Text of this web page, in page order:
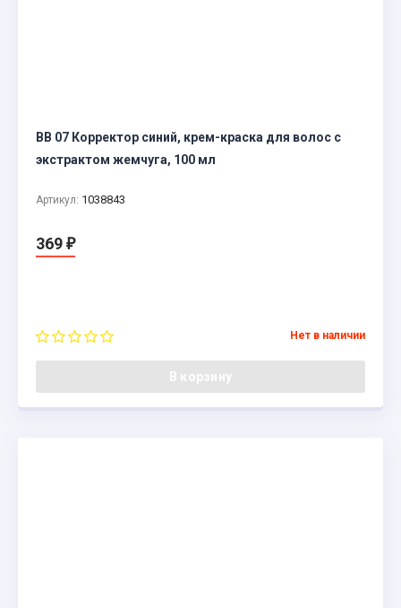
BB 07 Корректор синий, крем-краска для волос с
экстрактом жемчуга, 100 мл
Артикул: 1038843
369 ₽
Нет в наличии
В корзину